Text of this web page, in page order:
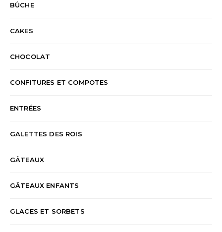
BÛCHE
CAKES
CHOCOLAT
CONFITURES ET COMPOTES
ENTRÉES
GALETTES DES ROIS
GÂTEAUX
GÂTEAUX ENFANTS
GLACES ET SORBETS